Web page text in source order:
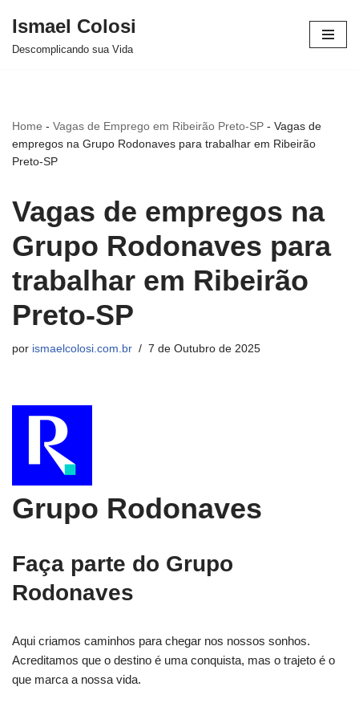
Avançar
Ismael Colosi
Descomplicando sua Vida
Home - Vagas de Emprego em Ribeirão Preto-SP - Vagas de
empregos na Grupo Rodonaves para trabalhar em Ribeirão
Preto-SP
Vagas de empregos na
Grupo Rodonaves para
trabalhar em Ribeirão
Preto-SP
por ismaelcolosi.com.br 7 de Outubro de 2025
Grupo Rodonaves
Faça parte do Grupo
Rodonaves
Aqui criamos caminhos para chegar nos nossos sonhos.
Acreditamos que o destino é uma conquista, mas o trajeto é o
que marca a nossa vida.